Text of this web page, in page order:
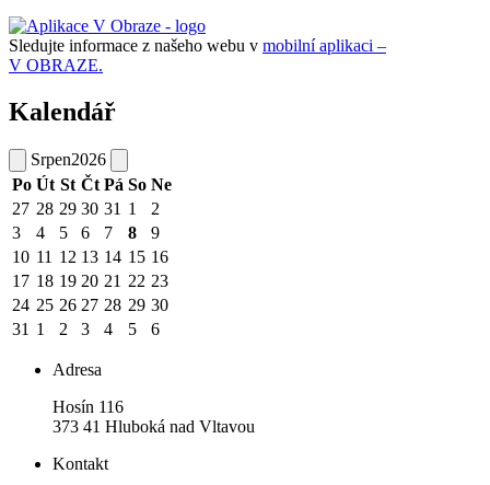
Sledujte informace z našeho webu v mobilní aplikaci –
V OBRAZE.
Kalendář
Srpen2026
Po Út St Čt Pá So Ne
27 28 29 30 31 1
2
3
4 5 6 7 8
9
10 11 12 13 14 15 16
17 18 19 20 21 22 23
24 25 26 27 28 29 30
31 1 2 3 4 5 6
Adresa
Hosín 116
373 41 Hluboká nad Vltavou
Kontakt